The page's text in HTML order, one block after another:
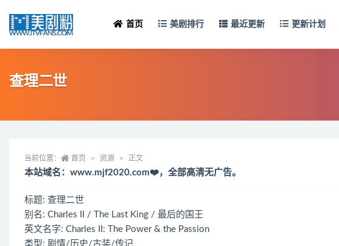
首页 美剧排行 最近更新 更新计划
查理二世
当前位置： 首页 资源 正文
本站域名：www.mjf2020.com❤️，全部高清无广告。
标题: 查理二世
别名: Charles II / The Last King / 最后的国王
英文名字: Charles II: The Power & the Passion
类型: 剧情/历史/古装/传记